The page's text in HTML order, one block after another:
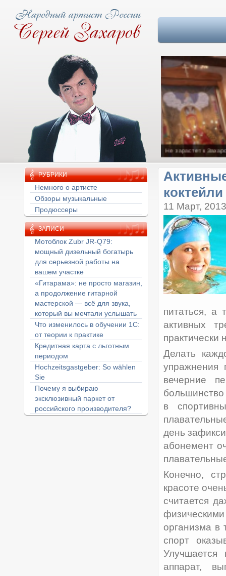
Цветы должны
РУБРИКИ
Немного о артисте
Обзоры музыкальные
Продюссеры
ЗАПИСИ
Мотоблок Zubr JR-Q79:
мощный дизельный богатырь
для серьезной работы на
вашем участке
«Гитарама»: не просто магазин,
а продолжение гитарной
мастерской — всё для звука,
который вы мечтали услышать
Что изменилось в обучении 1С:
от теории к практике
Кредитная карта с льготным
периодом
Hochzeitsgastgeber: So wählen
Sie
Почему я выбираю
эксклюзивный паркет от
российского производителя?
11 Март, 2013
питаться, а
активных
практически
Делать
упражнения
вечерние
в
день
абонемент
Конечно,
красоте
считается
организма в
спорт
Улучшается
аппарат,